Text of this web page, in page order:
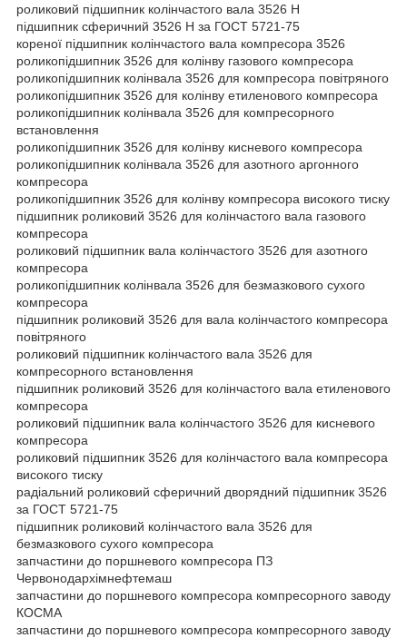
роликовий підшипник колінчастого вала 3526 Н
підшипник сферичний 3526 Н за ГОСТ 5721-75
кореної підшипник колінчастого вала компресора 3526
роликопідшипник 3526 для колінву газового компресора
роликопідшипник колінвала 3526 для компресора повітряного
роликопідшипник 3526 для колінву етиленового компресора
роликопідшипник колінвала 3526 для компресорного
встановлення
роликопідшипник 3526 для колінву кисневого компресора
роликопідшипник колінвала 3526 для азотного аргонного
компресора
роликопідшипник 3526 для колінву компресора високого тиску
підшипник роликовий 3526 для колінчастого вала газового
компресора
роликовий підшипник вала колінчастого 3526 для азотного
компресора
роликопідшипник колінвала 3526 для безмазкового сухого
компресора
підшипник роликовий 3526 для вала колінчастого компресора
повітряного
роликовий підшипник колінчастого вала 3526 для
компресорного встановлення
підшипник роликовий 3526 для колінчастого вала етиленового
компресора
роликовий підшипник вала колінчастого 3526 для кисневого
компресора
роликовий підшипник 3526 для колінчастого вала компресора
високого тиску
радіальний роликовий сферичний дворядний підшипник 3526
за ГОСТ 5721-75
підшипник роликовий колінчастого вала 3526 для
безмазкового сухого компресора
запчастини до поршневого компресора ПЗ
Червонодархімнефтемаш
запчастини до поршневого компресора компресорного заводу
КОСМА
запчастини до поршневого компресора компресорного заводу